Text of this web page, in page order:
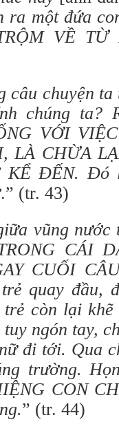
ra một đứa
VỀ TỪ
câu chuyện
chúng ta?
VỚI
LÀ CHỪA
KỂ ĐẾN. Đó
.” (tr. 43)
vũng nước
CÁI
CUỐI
quay
còn lại
ngón tay,
đi tới. Qua
trường.
CON
” (tr. 44)